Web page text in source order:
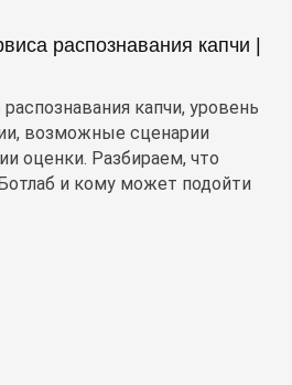
распознавания капчи |
капчи, уровень
возможные сценарии
оценки. Разбираем, что
и кому может подойти